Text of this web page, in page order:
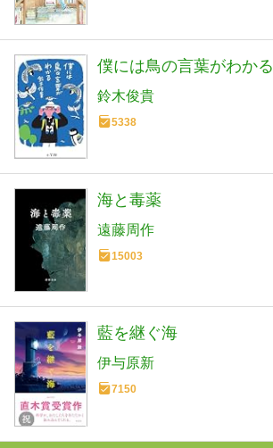
僕には鳥の言葉がわかる
鈴木俊貴
5338
海と毒薬
遠藤周作
15003
藍を継ぐ海
伊与原新
7150